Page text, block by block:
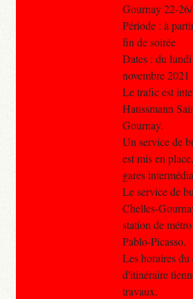
Gournay 22-26/
Période : à
fin de soirée
Dates : du
novembre 2021
Le trafic est
Haussmann
Gournay.
Un service de
est mis en
gares
Le service de
Chelles-
station de
Pablo-Picasso.
Les horaires du
d'itinéraire
travaux.